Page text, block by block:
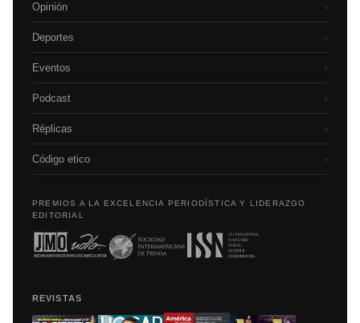
Opinión ›
Deportes ›
Eventos ›
Podcast ›
Réplicas ›
Código etico ›
PREMIOS A LA EXCELENCIA PERIODÍSTICA Y LIDERAZGO
EDITORIAL
REVISTAS